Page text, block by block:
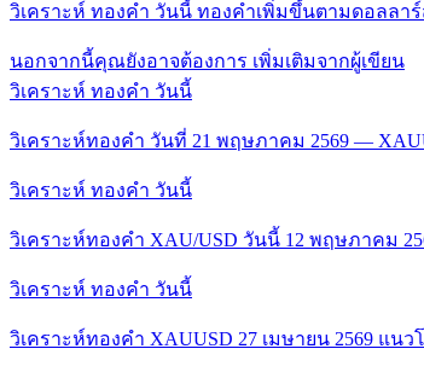
วิเคราะห์ ทองคำ วันนี้ ทองคำเพิ่มขึ้นตามดอลลา
นอกจากนี้คุณยังอาจต้องการ เพิ่มเติมจากผู้เขียน
วิเคราะห์ ทองคำ วันนี้
วิเคราะห์ทองคำ วันที่ 21 พฤษภาคม 2569 —
วิเคราะห์ ทองคำ วันนี้
วิเคราะห์ทองคำ XAU/USD วันนี้ 12 พฤษภาคม
วิเคราะห์ ทองคำ วันนี้
วิเคราะห์ทองคำ XAUUSD 27 เมษายน 2569 แ